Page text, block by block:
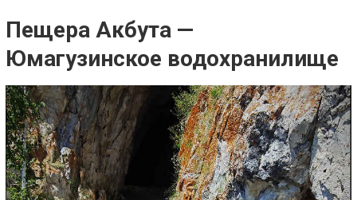
Пещера Акбута —
Юмагузинское водохранилище